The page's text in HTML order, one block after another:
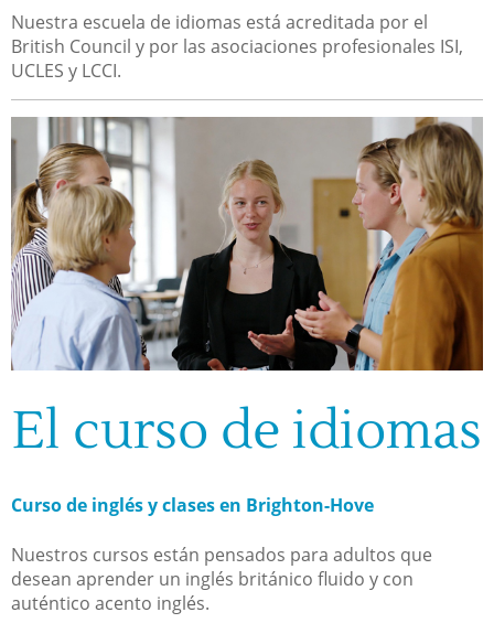
Nuestra escuela de idiomas está acreditada por el
British Council y por las asociaciones profesionales ISI,
UCLES y LCCI.
El curso de idiomas
Curso de inglés y clases en Brighton-Hove
Nuestros cursos están pensados para adultos que
desean aprender un inglés británico fluido y con
auténtico acento inglés.